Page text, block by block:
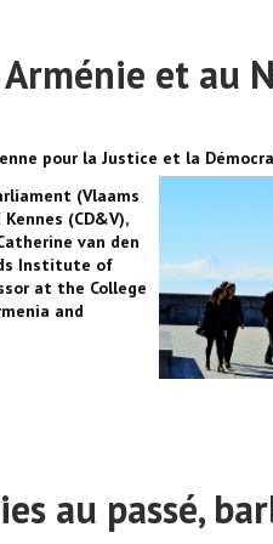
et au
pour la Justice et la
(Vlaams
(CD&V),
van den
Institute of
at the College
and
au passé,